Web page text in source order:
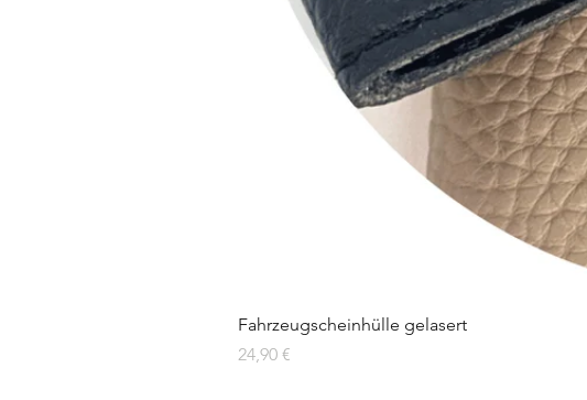
Fahrzeugscheinhülle gelasert
Preis
24,90 €